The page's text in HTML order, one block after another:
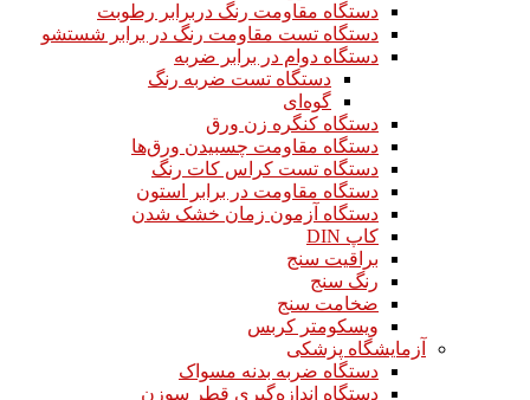
دستگاه مقاومت رنگ دربرابر رطوبت
دستگاه تست مقاومت رنگ در برابر شستشو
دستگاه دوام در برابر ضربه
دستگاه تست ضربه رنگ
گوه‌ای
دستگاه کنگره زن ورق
دستگاه مقاومت چسبیدن ورق‌ها
دستگاه تست کراس کات رنگ
دستگاه مقاومت در برابر استون
دستگاه آزمون زمان خشک شدن
کاپ DIN
براقیت سنج
رنگ سنج
ضخامت سنج
ویسکومتر کربس
آزمایشگاه پزشکی
دستگاه ضربه بدنه مسواک
دستگاه اندازه‌گیری قطر سوزن